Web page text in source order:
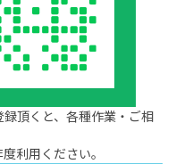
頂くと、各種作業・ご相
利用ください。